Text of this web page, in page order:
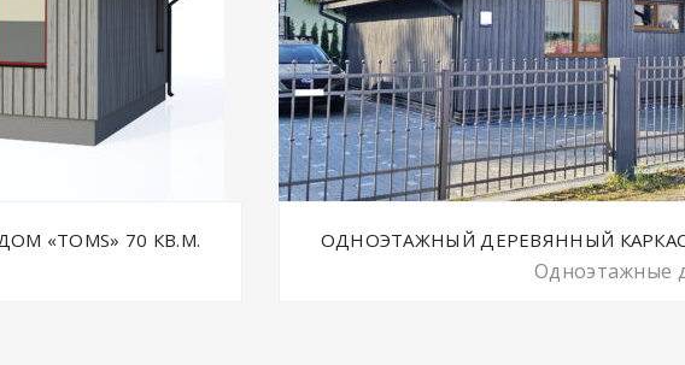
«TOMS» 70 КВ.М. ОДНОЭТАЖНЫЙ ДЕРЕВЯННЫЙ
Одноэтажные